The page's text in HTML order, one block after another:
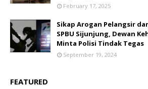
February 17, 2025
Sikap Arogan Pelangsir
SPBU Sijunjung, Dewan
Minta Polisi Tindak Tegas
September 19, 2024
FEATURED